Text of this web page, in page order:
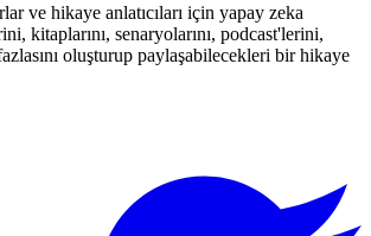
ve hikaye anlatıcıları için yapay zeka
kitaplarını, senaryolarını, podcast'lerini,
oluşturup paylaşabilecekleri bir hikaye